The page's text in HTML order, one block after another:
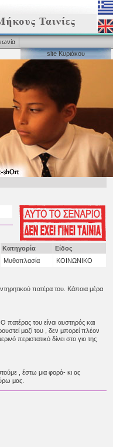
site Κυριάκου
Κατηγορία
Είδος
Μυθοπλασία ΚΟΙΝΩΝΙΚΟ
πατέρα του. Κάποια μέρα
πατέρας του είναι αυστηρός και
μαζί του , δεν μπορεί πλέον
περιστατικό δίνει στο γιο της
, έστω μια φορά- κι ας
μας.